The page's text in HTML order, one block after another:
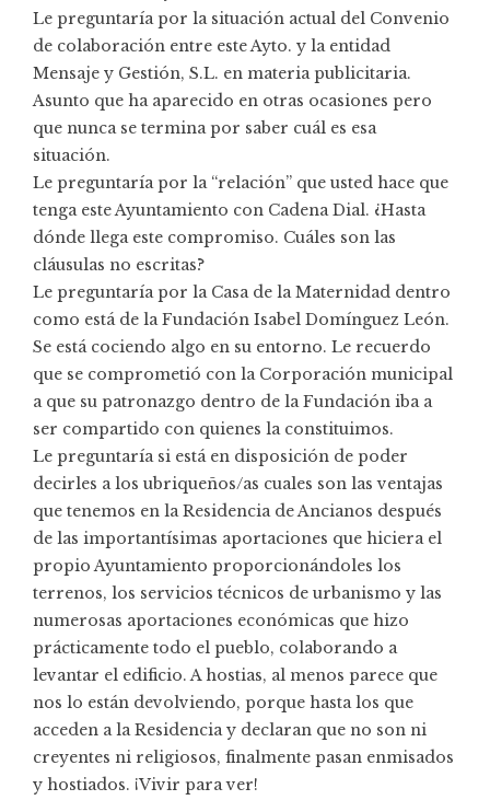
Le preguntaría por la situación actual del Convenio
de colaboración entre este Ayto. y la entidad
Mensaje y Gestión, S.L. en materia publicitaria.
Asunto que ha aparecido en otras ocasiones pero
que nunca se termina por saber cuál es esa
situación.
Le preguntaría por la “relación” que usted hace que
tenga este Ayuntamiento con Cadena Dial. ¿Hasta
dónde llega este compromiso. Cuáles son las
cláusulas no escritas?
Le preguntaría por la Casa de la Maternidad dentro
como está de la Fundación Isabel Domínguez León.
Se está cociendo algo en su entorno. Le recuerdo
que se comprometió con la Corporación municipal
a que su patronazgo dentro de la Fundación iba a
ser compartido con quienes la constituimos.
Le preguntaría si está en disposición de poder
decirles a los ubriqueños/as cuales son las ventajas
que tenemos en la Residencia de Ancianos después
de las importantísimas aportaciones que hiciera el
propio Ayuntamiento proporcionándoles los
terrenos, los servicios técnicos de urbanismo y las
numerosas aportaciones económicas que hizo
prácticamente todo el pueblo, colaborando a
levantar el edificio. A hostias, al menos parece que
nos lo están devolviendo, porque hasta los que
acceden a la Residencia y declaran que no son ni
creyentes ni religiosos, finalmente pasan enmisados
y hostiados. ¡Vivir para ver!